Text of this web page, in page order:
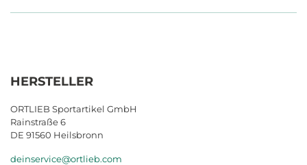
HERSTELLER
ORTLIEB Sportartikel GmbH
Rainstraße 6
DE 91560 Heilsbronn
deinservice@ortlieb.com